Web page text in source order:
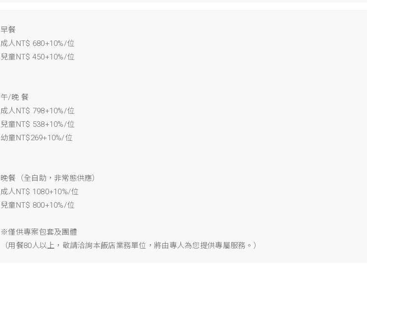
早餐
成人NT$ 680+10%/位
兒童NT$ 450+10%/位
午/晚 餐
成人NT$ 798+10%/位
兒童NT$ 538+10%/位
幼童NT$269+10%/位
晚餐（全自助，非常態供應）
成人NT$ 1080+10%/位
兒童NT$ 800+10%/位
※僅供專案包套及團體
（用餐80人以上，敬請洽詢本飯店業務單位，將由專人為您提供專屬服務。）